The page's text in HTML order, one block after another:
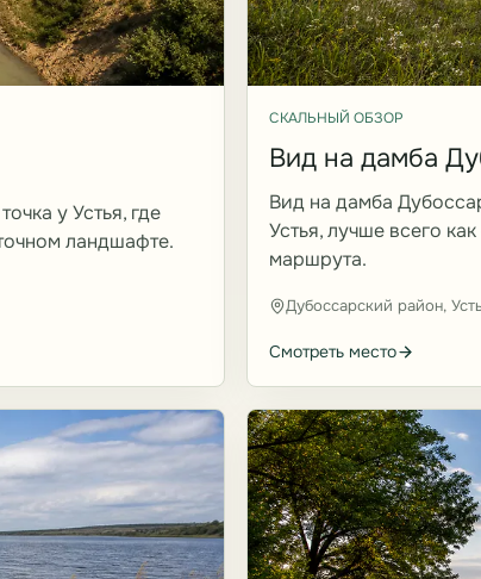
у Устья, где
ландшафте.
СКАЛЬНЫЙ ОБЗОР
Вид на дамба
Вид на дамба
Устья, лучше всего
маршрута.
Дубоссарский район,
Смотреть место